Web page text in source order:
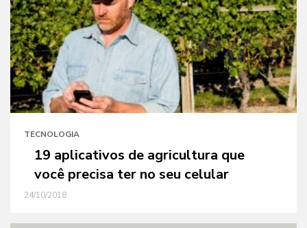
TECNOLOGIA
19 aplicativos de agricultura que
você precisa ter no seu celular
24/10/2018